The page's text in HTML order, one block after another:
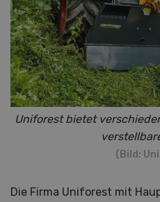
Uniforest bietet
(Bild:
Die Firma Uniforest mit